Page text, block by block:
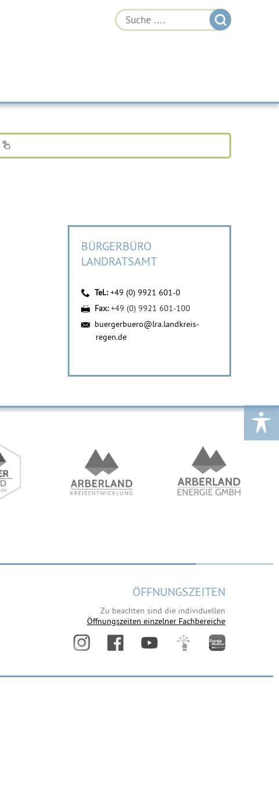
BÜRGERBÜRO
LANDRATSAMT
Tel.:+49 (0) 9921 601-0
Fax:+49 (0) 9921 601-100
buergerbuero@lra.landkreis-
regen.de
ÖFFNUNGSZEITEN
Zu beachten sind die individuellen
Öffnungszeiten einzelner Fachbereiche